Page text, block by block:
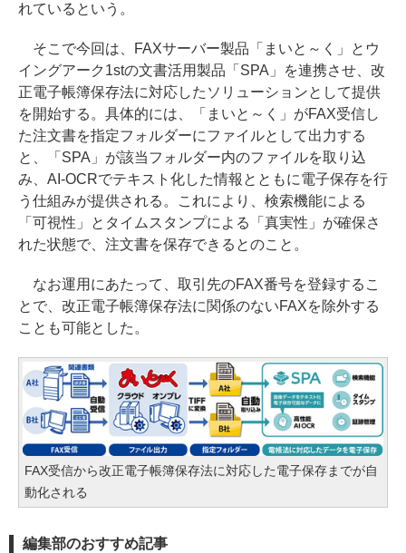
れているという。
そこで今回は、FAXサーバー製品「まいと～く」とウ
イングアーク1stの文書活用製品「SPA」を連携させ、改
正電子帳簿保存法に対応したソリューションとして提供
を開始する。具体的には、「まいと～く」がFAX受信し
た注文書を指定フォルダーにファイルとして出力する
と、「SPA」が該当フォルダー内のファイルを取り込
み、AI-OCRでテキスト化した情報とともに電子保存を行
う仕組みが提供される。これにより、検索機能による
「可視性」とタイムスタンプによる「真実性」が確保さ
れた状態で、注文書を保存できるとのこと。
なお運用にあたって、取引先のFAX番号を登録するこ
とで、改正電子帳簿保存法に関係のないFAXを除外する
ことも可能とした。
FAX受信から改正電子帳簿保存法に対応した電子保存までが自
動化される
編集部のおすすめ記事